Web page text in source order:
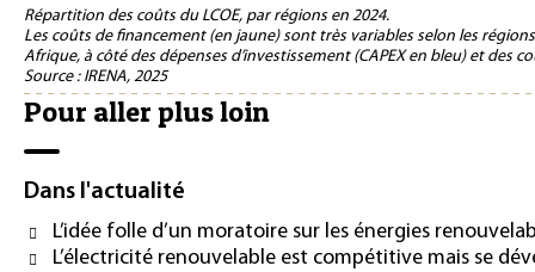
Répartition des coûts du LCOE, par régions en 2024.
Les coûts de financement (en jaune) sont très variables selon les
Afrique, à côté des dépenses d’investissement (CAPEX en bleu) et des
Source : IRENA, 2025
Pour aller plus loin
Dans l'actualité
L’idée folle d’un moratoire sur les énergies
L’électricité renouvelable est compétitive mais se